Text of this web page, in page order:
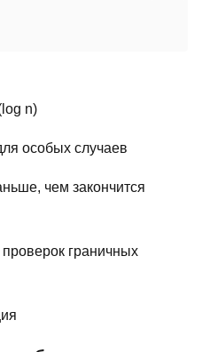
n)
особых случаев
чем закончится
граничных